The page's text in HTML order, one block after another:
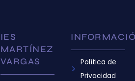
IES
MARTÍNEZ
VARGAS
Política de
Privacidad